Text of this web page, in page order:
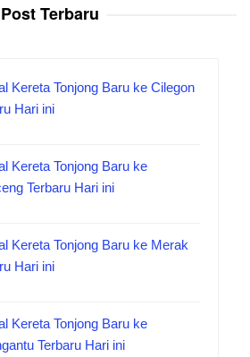
Post Terbaru
Kereta Tonjong Baru ke Cilegon
Hari ini
Kereta Tonjong Baru ke
Terbaru Hari ini
Kereta Tonjong Baru ke Merak
Hari ini
Kereta Tonjong Baru ke
Terbaru Hari ini